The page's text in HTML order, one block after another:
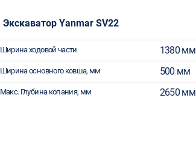
Экскаватор Yanmar SV22
Ширина ходовой части 1380 мм
Ширина основного ковша, мм 500 мм
Макс. Глубина копания, мм 2650 мм